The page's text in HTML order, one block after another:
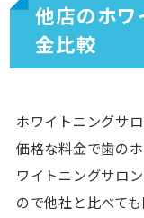
他店のホ
金比較
ホワイトニングサ
価格な料金で歯の
ワイトニングサロ
ので他社と比べて